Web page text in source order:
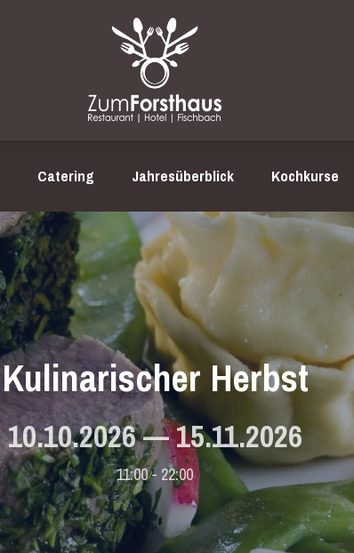
Catering Jahresüberblick Kochkurse
Kulinarischer Herbst
10.10.2026—15.11.2026
11:00 - 22:00